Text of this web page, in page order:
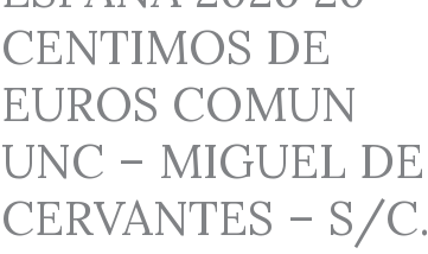
CENTIMOS DE
EUROS COMUN
UNC – MIGUEL DE
CERVANTES – S/C.
2,20 €.1,20 €.
UNC
MIGUEL
CERVANTES
-
S/C.